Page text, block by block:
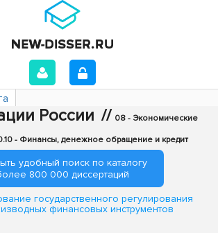
России // 08 - Экономические
- Финансы, денежное обращение и кредит
удобный поиск по каталогу
800 000 диссертаций
государственного регулирования
финансовых инструментов